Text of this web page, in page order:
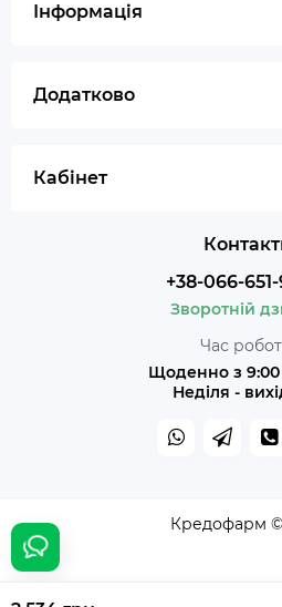
Інформація
Додатково
Кабінет
+38-066-
Зворотній
Час
Щоденно з 9:00
Неділя -
Кредофарм